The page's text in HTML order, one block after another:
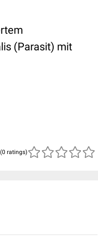
(Parasit) mit
(0 ratings)